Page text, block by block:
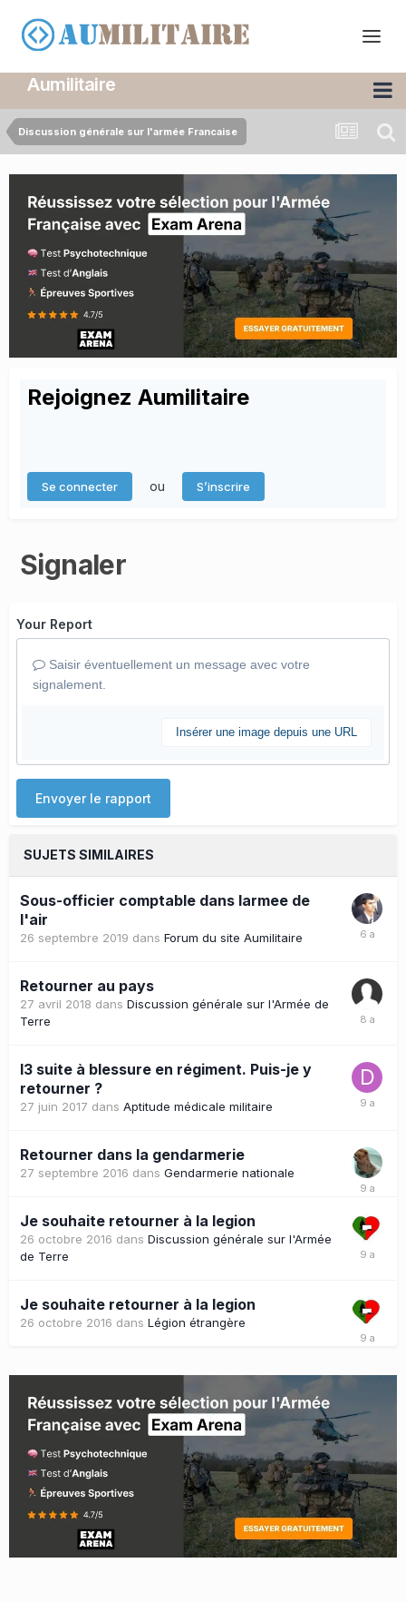
Aumilitaire
Discussion générale sur l'armée Francaise
Rejoignez Aumilitaire
Se connecter ou S’inscrire
Signaler
Your Report
Saisir éventuellement un message avec votre
signalement.
Insérer une image depuis une URL
Envoyer le rapport
SUJETS SIMILAIRES
Sous-officier comptable dans larmee de
l'air
26 septembre 2019 dans Forum du site Aumilitaire
Retourner au pays
27 avril 2018 dans Discussion générale sur l'Armée de
Terre
I3 suite à blessure en régiment. Puis-je y
retourner ?
27 juin 2017 dans Aptitude médicale militaire
Retourner dans la gendarmerie
27 septembre 2016 dans Gendarmerie nationale
Je souhaite retourner à la legion
26 octobre 2016 dans Discussion générale sur l'Armée
de Terre
Je souhaite retourner à la legion
26 octobre 2016 dans Légion étrangère